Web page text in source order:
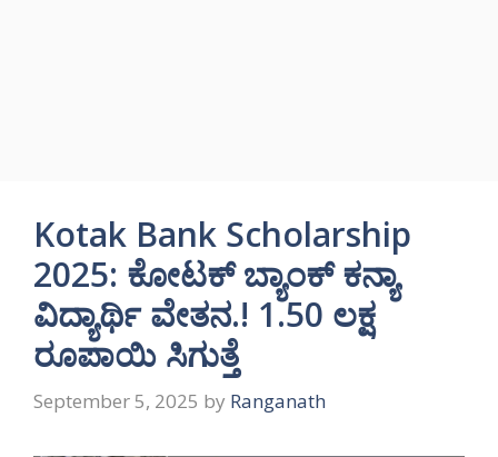
Kotak Bank Scholarship
2025: ಕೋಟಕ್ ಬ್ಯಾಂಕ್ ಕನ್ಯಾ
ವಿದ್ಯಾರ್ಥಿ ವೇತನ.! 1.50 ಲಕ್ಷ
ರೂಪಾಯಿ ಸಿಗುತ್ತೆ
September 5, 2025 by Ranganath